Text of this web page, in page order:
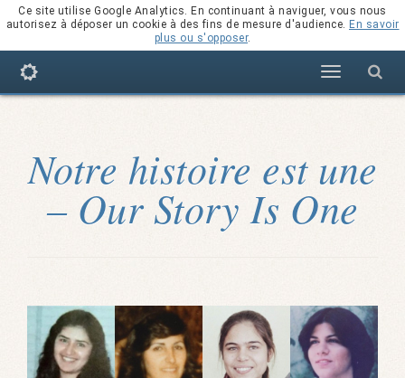
Ce site utilise Google Analytics. En continuant à naviguer, vous nous
autorisez à déposer un cookie à des fins de mesure d'audience. En savoir
plus ou s'opposer.
Navigation
Notre histoire est une
– Our Story Is One